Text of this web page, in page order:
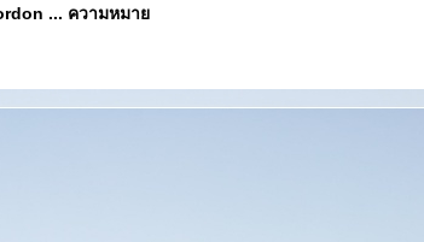
... ความหมา